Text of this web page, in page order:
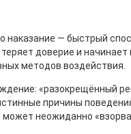
наказание — быстрый
доверие и
методов воздействия.
«разокрещённый
причины
неожиданно